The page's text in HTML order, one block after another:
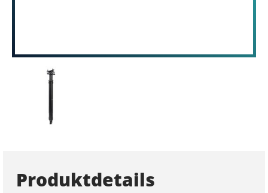
Produktdetails